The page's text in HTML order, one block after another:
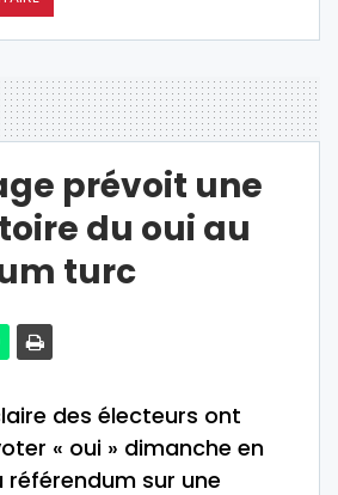
prévoit une
du oui au
turc
des électeurs ont
« oui » dimanche en
référendum sur une